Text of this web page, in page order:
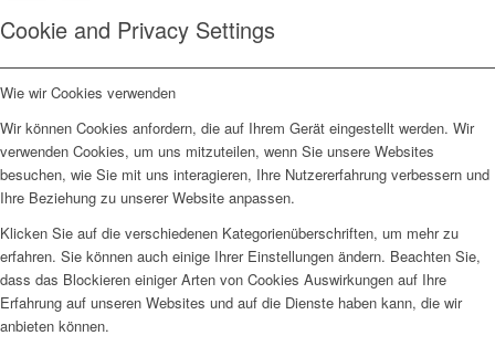
Cookie and Privacy Settings
Wie wir Cookies verwenden
Wir können Cookies anfordern, die auf Ihrem Gerät eingestellt werden. Wir
verwenden Cookies, um uns mitzuteilen, wenn Sie unsere Websites
besuchen, wie Sie mit uns interagieren, Ihre Nutzererfahrung verbessern und
Ihre Beziehung zu unserer Website anpassen.
Klicken Sie auf die verschiedenen Kategorienüberschriften, um mehr zu
erfahren. Sie können auch einige Ihrer Einstellungen ändern. Beachten Sie,
dass das Blockieren einiger Arten von Cookies Auswirkungen auf Ihre
Erfahrung auf unseren Websites und auf die Dienste haben kann, die wir
anbieten können.